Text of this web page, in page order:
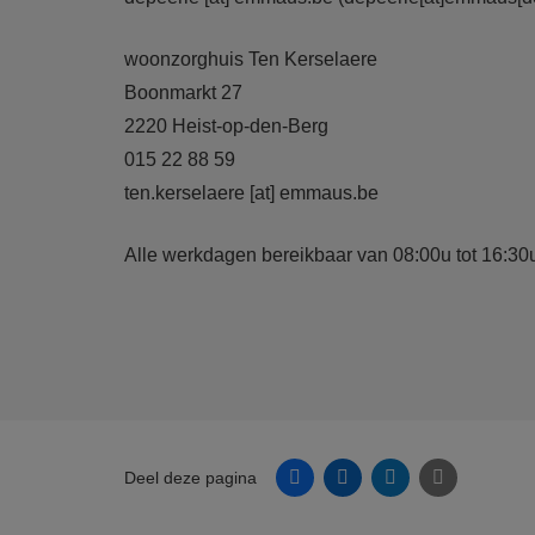
woonzorghuis Ten Kerselaere
Boonmarkt 27
2220 Heist-op-den-Berg
015 22 88 59
ten.kerselaere [at] emmaus.be
Alle werkdagen bereikbaar van 08:00u tot
Deel deze pagina FacebookLinkedinTwitter E-mail